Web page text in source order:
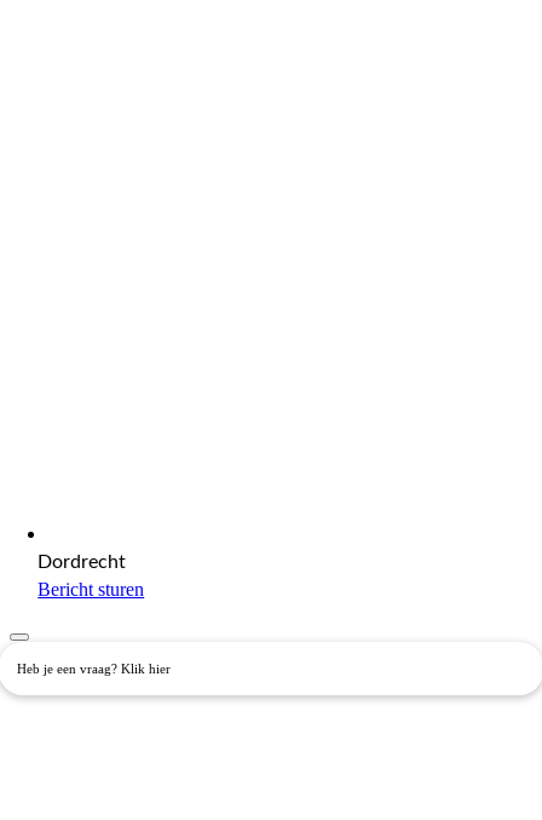
Dordrecht
Bericht sturen
Heb je een vraag? Klik hier